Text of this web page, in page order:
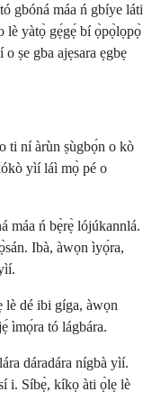
gbóná máa ń gbíye láti
lè yàtọ̀ gẹ́gẹ́ bí ọ̀pọ̀lọpọ̀
ṣe gba ajẹsara ẹgbẹ
ti ní àrùn ṣùgbọ́n o kò
yìí láì mọ̀ pé o
máa ń bẹ̀rẹ̀ lójúkannlá.
Ibà, àwọn ìyọ́ra,
lè dé ibi gíga, àwọn
ìmọ́ra tó lágbára.
dáradára nígbà yìí.
i. Síbẹ̀, kíkọ àti ọ̀lẹ lè